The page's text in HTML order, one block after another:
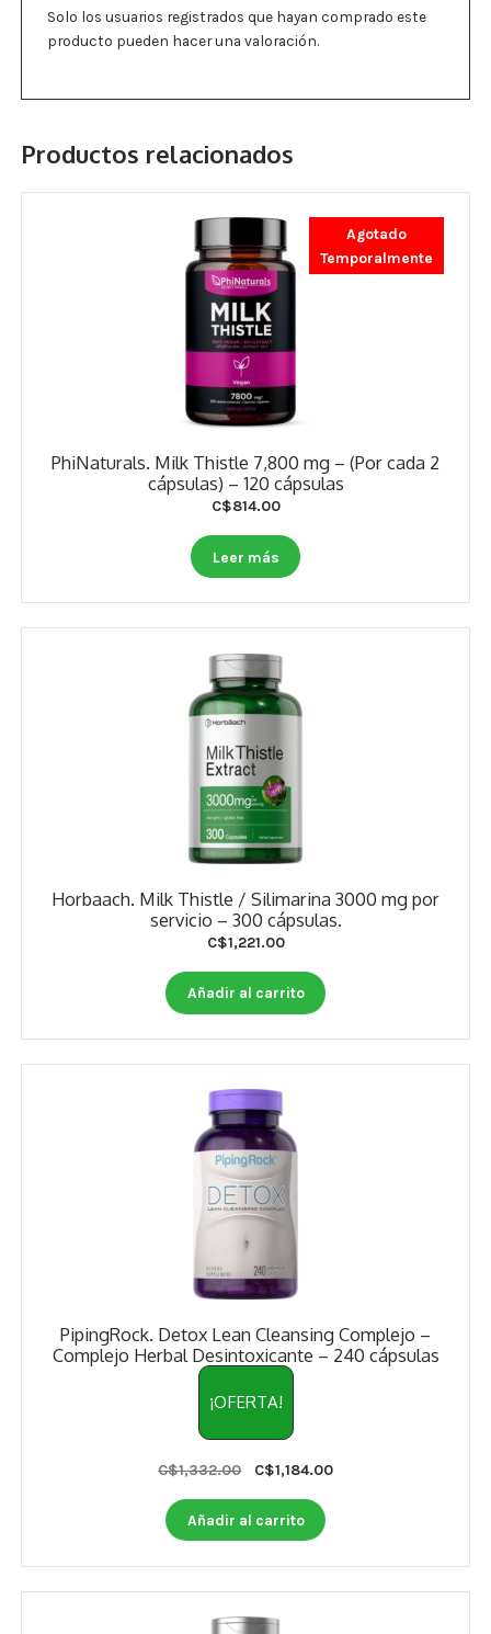
Solo los usuarios registrados que hayan comprado este
producto pueden hacer una valoración.
Productos relacionados
PhiNaturals. Milk Thistle 7,800 mg – (Por cada 2
cápsulas) – 120 cápsulas
Agotado
Temporalmente
C$814.00
Leer más
Horbaach. Milk Thistle / Silimarina 3000 mg por
servicio – 300 cápsulas.
C$1,221.00
Añadir al carrito
PipingRock. Detox Lean Cleansing Complejo –
Complejo Herbal Desintoxicante – 240 cápsulas
¡OFERTA!
C$1,332.00
Original
was:
C$1,332.00.
C$1,184.00Current
Añadir al carrito